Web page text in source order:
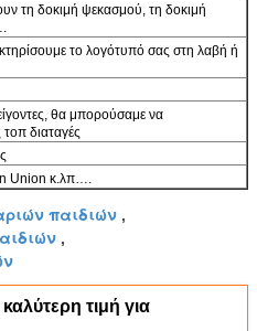
τη δοκιμή ψεκασμού, τη δοκιμή
το λογότυπό σας στη λαβή ή
θα μπορούσαμε να
διαταγές
Union κ.λπ….
παιδιών ,
,
τιμή για